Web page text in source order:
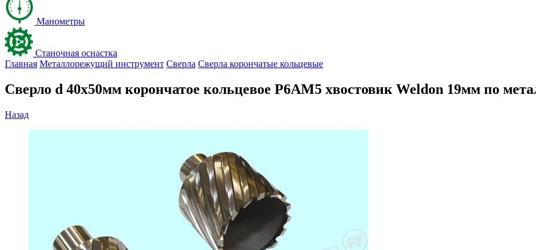
Манометры
Станочная оснастка
Главная Металлорежущий инструмент Сверла Сверла корончатые кольцевые
Сверло d 40х50мм корончатое кольцевое Р6АМ5 хвостовик Weldon 19мм по
Назад